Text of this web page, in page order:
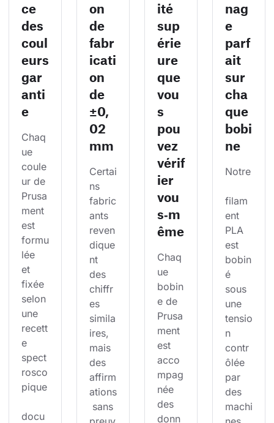
ce
des
coul
eurs
gar
anti
e
Chaq
ue
coule
ur de
Prusa
ment
est
formu
lée
et
fixée
selon
une
recett
e
spect
rosco
pique
docu
on
de
fabr
icati
on
de
±0,
02
mm
Certai
ns
fabric
ants
reven
dique
nt
des
chiffr
es
simila
ires,
mais
des
affirm
ations
sans
ité
sup
érie
ure
que
vou
s
pou
vez
vérif
ier
vou
s‑m
ême
Chaq
ue
bobin
e de
Prusa
ment
est
acco
mpag
née
des
donn
nag
e
parf
ait
sur
cha
que
bobi
ne
Notre
filam
ent
PLA
est
bobin
é
sous
une
tensio
n
contr
ôlée
par
des
machi